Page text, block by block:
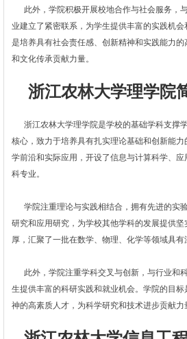
此外，学院积极开展校地合作与社会服务，
业建立了紧密联系，为学生提供丰富的实践机
是培养具有社会责任感、创新精神和实践能力
和文化传承贡献力量。
浙江农林大学理学院
浙江农林大学理学院是学校的基础学科支撑
核心，致力于培养具有扎实理论基础和创新能
学前沿和实际应用，开设了信息与计算科学、
科专业。
学院注重理论与实践相结合，拥有先进的实
研究和应用研究，为学校其他学科的发展提供
厚，汇聚了一批在数学、物理、化学等领域具有
此外，学院注重学科交叉与创新，与行业和
生提供丰富的科研实践和就业机会。学院的目
神的高素质人才，为科学研究和技术进步贡献力